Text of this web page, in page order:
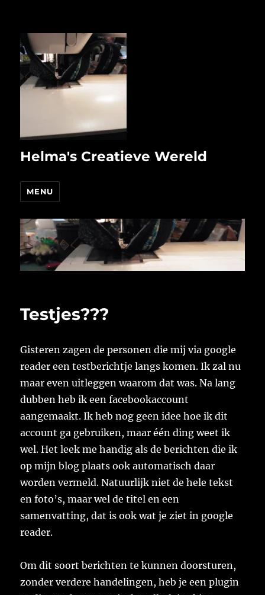
Helma's Creatieve Wereld
MENU
Testjes???
Gisteren zagen de personen die mij via google
reader een testberichtje langs komen. Ik zal nu
maar even uitleggen waarom dat was. Na lang
dubben heb ik een facebookaccount
aangemaakt. Ik heb nog geen idee hoe ik dit
account ga gebruiken, maar één ding weet ik
wel. Het leek me handig als de berichten die ik
op mijn blog plaats ook automatisch daar
worden vermeld. Natuurlijk niet de hele tekst
en foto’s, maar wel de titel en een
samenvatting, dat is ook wat je ziet in google
reader.
Om dit soort berichten te kunnen doorsturen,
zonder verdere handelingen, heb je een plugin